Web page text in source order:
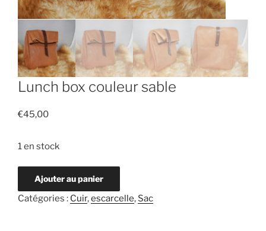
Lunch box couleur sable
€45,00
1 en stock
Ajouter au panier
Catégories : Cuir,escarcelle, Sac